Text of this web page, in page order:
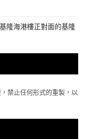
隆海港樓正對面的基隆
禁止任何形式的重製，以